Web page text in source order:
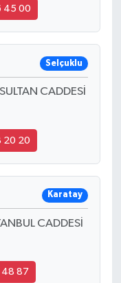
45 00
Selçuklu
CADDESİ
20 20
Karatay
CADDESİ
48 87